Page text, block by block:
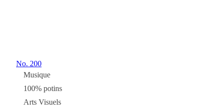
No. 200
Musique
100% potins
Arts Visuels